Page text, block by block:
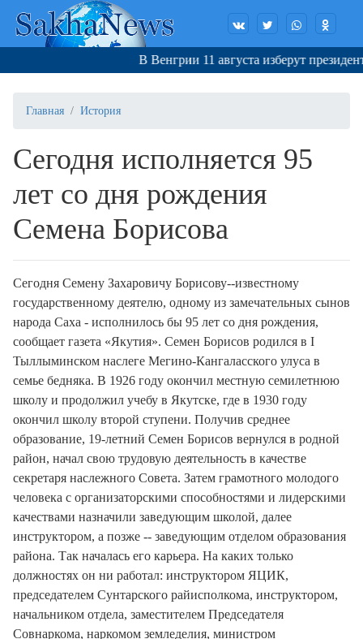
В Венгрии 11 августа изберут президента
Главная История
Сегодня исполняется 95
лет со дня рождения
Семена Борисова
Сегодня Семену Захаровичу Борисову--известному
государственному деятелю, одному из замечательных сынов
народа Саха - исполнилось бы 95 лет со дня рождения,
сообщает газета «Якутия». Семен Борисов родился в I
Тыллыминском наслеге Мегино-Кангаласского улуса в
семье бедняка. В 1926 году окончил местную семилетнюю
школу и продолжил учебу в Якутске, где в 1930 году
окончил школу второй ступени. Получив среднее
образование, 19-летний Семен Борисов вернулся в родной
район, начал свою трудовую деятельность в качестве
секретаря наслежного Совета. Затем грамотного молодого
человека с организаторскими способностями и лидерскими
качествами назначили заведующим школой, далее
инструктором, а позже -- заведующим отделом образования
района. Так началась его карьера. На каких только
должностях он ни работал: инструктором ЯЦИК,
председателем Сунтарского райисполкома, инструктором,
начальником отдела, заместителем Председателя
Совнаркома, наркомом земледелия, министром